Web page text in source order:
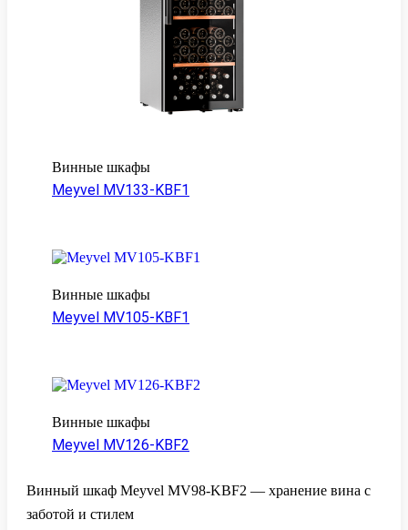
Винные шкафы
Meyvel MV133-KBF1
Винные шкафы
Meyvel MV105-KBF1
Винные шкафы
Meyvel MV126-KBF2
Винный шкаф Meyvel MV98-KBF2 — хранение вина с
заботой и стилем